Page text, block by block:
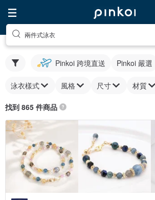
兩件式泳衣
Pinkoi 跨境直送 Pinkoi 嚴選
泳衣樣式 風格 尺寸 材質
找到 865 件商品